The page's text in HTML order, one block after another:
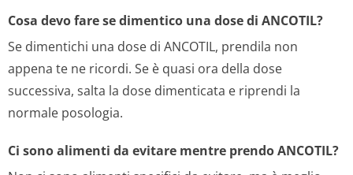
Cosa devo fare se dimentico una dose di ANCOTIL?
Se dimentichi una dose di ANCOTIL, prendila non
appena te ne ricordi. Se è quasi ora della dose
successiva, salta la dose dimenticata e riprendi la
normale posologia.
Ci sono alimenti da evitare mentre prendo ANCOTIL?